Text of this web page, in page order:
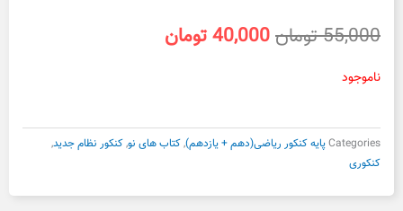
55,000تومانقیمت
40,000تومان
ناموجود
Categoriesپایه کنکور ریاضی(دهم + یازدهم),کتاب های نو,کنکور نظام جدید,
کنکوری